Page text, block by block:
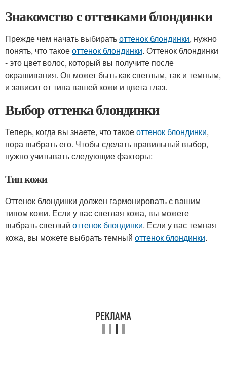
Знакомство с оттенками блондинки
Прежде чем начать выбиратьоттенок блондинки, нужно
понять, что такоеоттенок блондинки. Оттенок блондинки
- это цвет волос, который вы получите после
окрашивания. Он может быть как светлым, так и темным,
и зависит от типа вашей кожи и цвета глаз.
Выбор оттенка блондинки
Теперь, когда вы знаете, что такоеоттенок блондинки,
пора выбрать его. Чтобы сделать правильный выбор,
нужно учитывать следующие факторы:
Тип кожи
Оттенок блондинки должен гармонировать с вашим
типом кожи. Если у вас светлая кожа, вы можете
выбрать светлый оттенок блондинки. Если у вас темная
кожа, вы можете выбрать темный оттенок блондинки.